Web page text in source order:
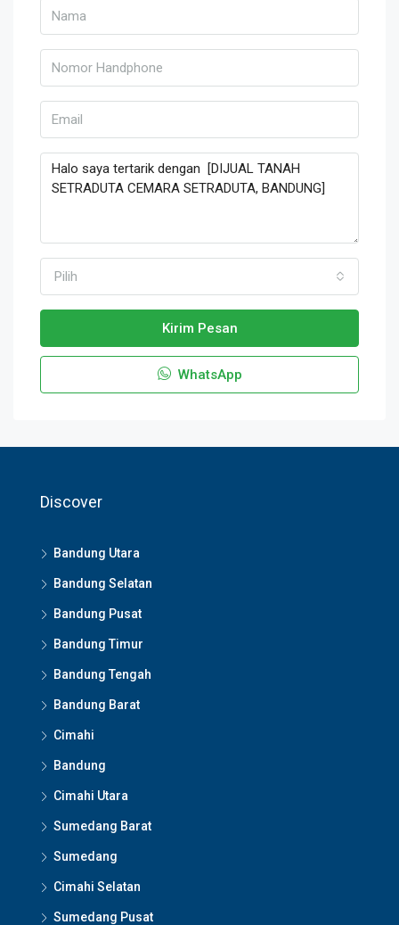
Pilih
Kirim Pesan
WhatsApp
Discover
Bandung Utara
Bandung Selatan
Bandung Pusat
Bandung Timur
Bandung Tengah
Bandung Barat
Cimahi
Bandung
Cimahi Utara
Sumedang Barat
Sumedang
Cimahi Selatan
Sumedang Pusat